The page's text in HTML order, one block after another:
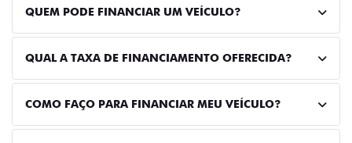
QUEM PODE FINANCIAR UM VEÍCULO?
QUAL A TAXA DE FINANCIAMENTO OFERECIDA?
COMO FAÇO PARA FINANCIAR MEU VEÍCULO?